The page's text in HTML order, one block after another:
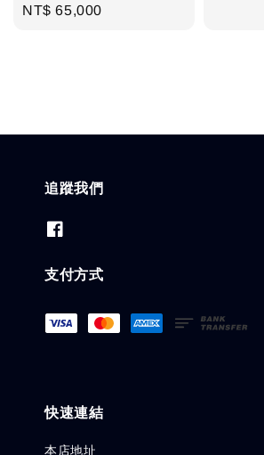
Regular
NT$ 65,000
追蹤我們
支付方式
快速連結
本店地址